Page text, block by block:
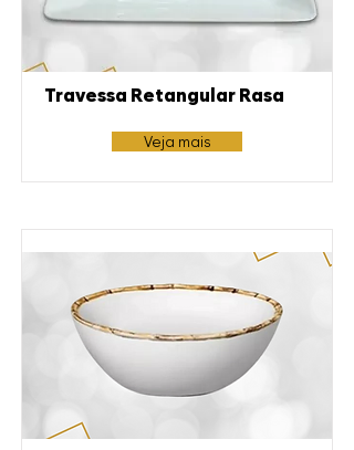
Travessa Retangular Rasa
Veja mais